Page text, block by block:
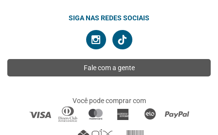
SIGA NAS REDES SOCIAIS
Fale com a gente
Você pode comprar com